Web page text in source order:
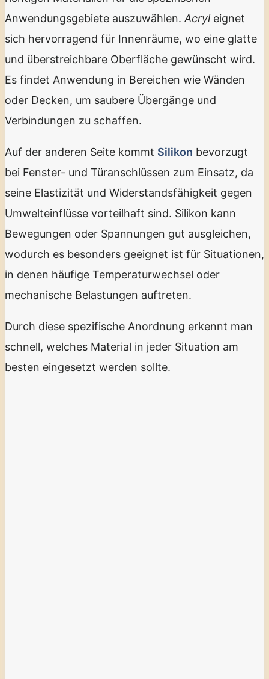
Anwendungsgebiete auszuwählen.Acryleignet
sich hervorragend für Innenräume, wo eine glatte
und überstreichbare Oberfläche gewünscht wird.
Es findet Anwendung in Bereichen wie Wänden
oder Decken, um saubere Übergänge und
Verbindungen zu schaffen.
Auf der anderen Seite kommt Silikon bevorzugt
bei Fenster- und Türanschlüssen zum Einsatz, da
seine Elastizität und Widerstandsfähigkeit gegen
Umwelteinflüsse vorteilhaft sind. Silikon kann
Bewegungen oder Spannungen gut ausgleichen,
wodurch es besonders geeignet ist für Situationen,
in denen häufige Temperaturwechsel oder
mechanische Belastungen auftreten.
Durch diese spezifische Anordnung erkennt man
schnell, welches Material in jeder Situation am
besten eingesetzt werden sollte.